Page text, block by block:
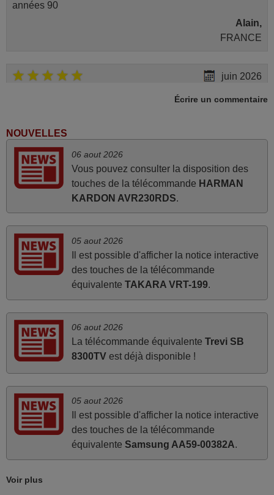
années 90
Alain,
FRANCE
juin 2026
mai 2026
Concerne la télécommande de remplacement pour le
vidéo projecteur Wimius P20. Un avis provisoire avait été
reçu la télécommande au cours du 3ème jour ouvré,
compatible avec mon besoin. Concernant la
fonctionnalité de la télécommande, le produit tient sa
promesse. Le document permet de connaître facilement
la fonction des différentes touches. De plus, elle est
fournies.
JEAN,
Tout bien.
FRANCE
Écrire un commentaire
NOUVELLES
06 aout 2026
Vous pouvez consulter la disposition des
touches de la télécommande HARMAN
KARDON AVR230RDS.
05 aout 2026
Il est possible d'afficher la notice interactive
des touches de la télécommande
équivalente TAKARA VRT-199.
06 aout 2026
La télécommande équivalente Trevi SB
8300TVest déjà disponible !
05 aout 2026
Il est possible d'afficher la notice interactive
des touches de la télécommande
équivalente Samsung AA59-00382A.
Voir plus